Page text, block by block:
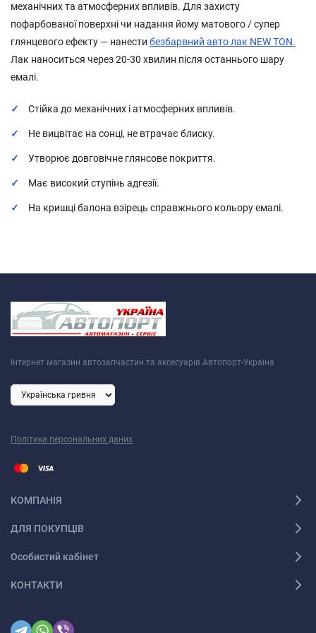
механічних та атмосферних впливів. Для захисту
пофарбованої поверхні чи надання йому матового / супер
глянцевого ефекту — нанести безбарвний авто лак NEW TON.
Лак наноситься через 20-30 хвилин після останнього шару
емалі.
Стійка до механічних і атмосферних впливів.
Не вицвітає на сонці, не втрачає блиску.
Утворює довговічне глянсове покриття.
Має високий ступінь адгезії.
На кришці балона взірець справжнього кольору емалі.
Інтернет магазин автозапчастин та аксесуарів Автопорт-Україна
Політика персональних даних
КОМПАНІЯ
ДЛЯ ПОКУПЦІВ
Особистий кабінет
КОНТАКТИ